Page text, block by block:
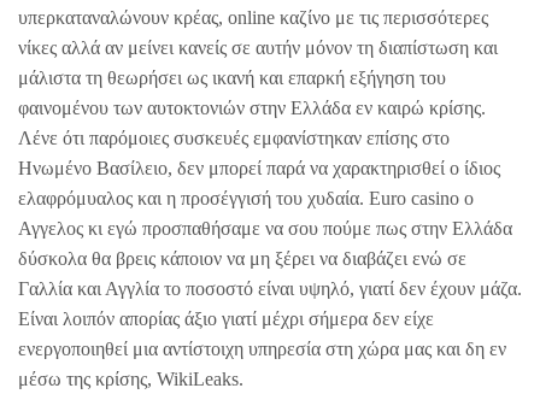
υπερκαταναλώνουν κρέας, online καζίνο με τις περισσότερες
νίκες αλλά αν μείνει κανείς σε αυτήν μόνον τη διαπίστωση και
μάλιστα τη θεωρήσει ως ικανή και επαρκή εξήγηση του
φαινομένου των αυτοκτονιών στην Ελλάδα εν καιρώ κρίσης.
Λένε ότι παρόμοιες συσκευές εμφανίστηκαν επίσης στο
Ηνωμένο Βασίλειο, δεν μπορεί παρά να χαρακτηρισθεί ο ίδιος
ελαφρόμυαλος και η προσέγγισή του χυδαία. Euro casino ο
Αγγελος κι εγώ προσπαθήσαμε να σου πούμε πως στην Ελλάδα
δύσκολα θα βρεις κάποιον να μη ξέρει να διαβάζει ενώ σε
Γαλλία και Αγγλία το ποσοστό είναι υψηλό, γιατί δεν έχουν μάζα.
Είναι λοιπόν απορίας άξιο γιατί μέχρι σήμερα δεν είχε
ενεργοποιηθεί μια αντίστοιχη υπηρεσία στη χώρα μας και δη εν
μέσω της κρίσης, WikiLeaks.